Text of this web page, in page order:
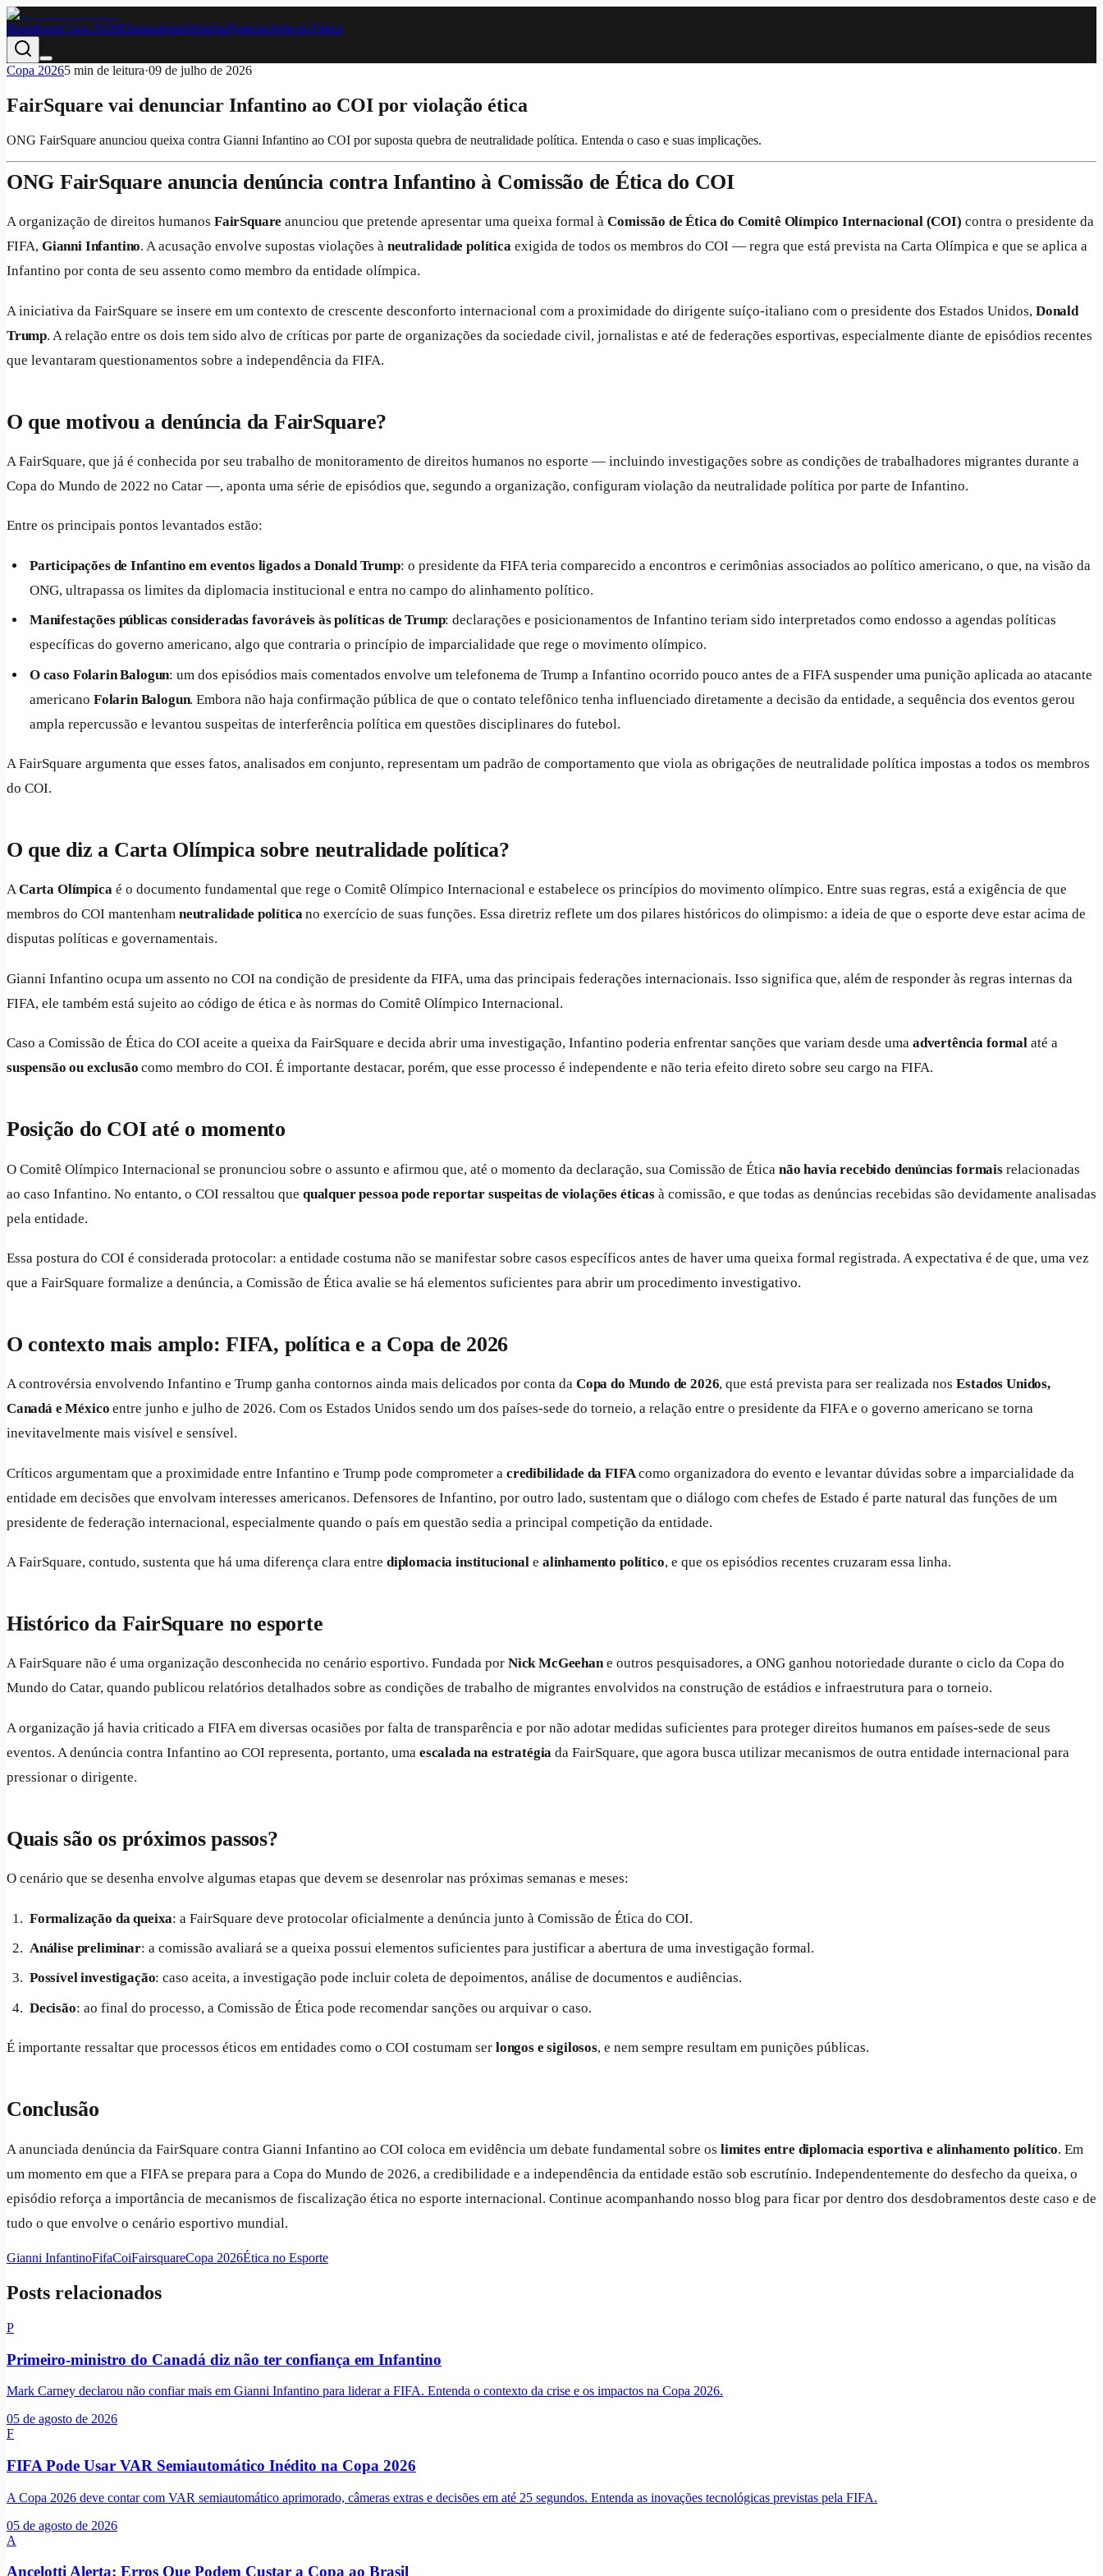
BastidoresCopa 2026EliminatóriasHistóriaNotíciasSeleçãoTática
Copa 20265 min de leitura·09 de julho de 2026
FairSquare vai denunciar Infantino ao COI por violação ética
ONG FairSquare anunciou queixa contra Gianni Infantino ao COI por suposta quebra de neutralidade política. Entenda o caso e suas implicações.
ONG FairSquare anuncia denúncia contra Infantino à Comissão de Ética do COI
A organização de direitos humanos FairSquare anunciou que pretende apresentar uma queixa formal àComissão de Ética do Comitê Olímpico Internacional (COI) contra o presidente da
FIFA, Gianni Infantino. A acusação envolve supostas violações àneutralidade políticaexigida de todos os membros do COI — regra que está prevista na Carta Olímpica e que se aplica a
Infantino por conta de seu assento como membro da entidade olímpica.
A iniciativa da FairSquare se insere em um contexto de crescente desconforto internacional com a proximidade do dirigente suíço-italiano com o presidente dos Estados Unidos, Donald
Trump. A relação entre os dois tem sido alvo de críticas por parte de organizações da sociedade civil, jornalistas e até de federações esportivas, especialmente diante de episódios recentes
que levantaram questionamentos sobre a independência da FIFA.
O que motivou a denúncia da FairSquare?
A FairSquare, que já é conhecida por seu trabalho de monitoramento de direitos humanos no esporte — incluindo investigações sobre as condições de trabalhadores migrantes durante a
Copa do Mundo de 2022 no Catar —, aponta uma série de episódios que, segundo a organização, configuram violação da neutralidade política por parte de Infantino.
Entre os principais pontos levantados estão:
Participações de Infantino em eventos ligados a Donald Trump: o presidente da FIFA teria comparecido a encontros e cerimônias associados ao político americano, o que, na visão da
ONG, ultrapassa os limites da diplomacia institucional e entra no campo do alinhamento político.
Manifestações públicas consideradas favoráveis às políticas de Trump: declarações e posicionamentos de Infantino teriam sido interpretados como endosso a agendas políticas
específicas do governo americano, algo que contraria o princípio de imparcialidade que rege o movimento olímpico.
O caso Folarin Balogun: um dos episódios mais comentados envolve um telefonema de Trump a Infantino ocorrido pouco antes de a FIFA suspender uma punição aplicada ao atacante
americano Folarin Balogun. Embora não haja confirmação pública de que o contato telefônico tenha influenciado diretamente a decisão da entidade, a sequência dos eventos gerou
ampla repercussão e levantou suspeitas de interferência política em questões disciplinares do futebol.
A FairSquare argumenta que esses fatos, analisados em conjunto, representam um padrão de comportamento que viola as obrigações de neutralidade política impostas a todos os membros
do COI.
O que diz a Carta Olímpica sobre neutralidade política?
ACarta Olímpicaé o documento fundamental que rege o Comitê Olímpico Internacional e estabelece os princípios do movimento olímpico. Entre suas regras, está a exigência de que
membros do COI mantenham neutralidade políticano exercício de suas funções. Essa diretriz reflete um dos pilares históricos do olimpismo: a ideia de que o esporte deve estar acima de
disputas políticas e governamentais.
Gianni Infantino ocupa um assento no COI na condição de presidente da FIFA, uma das principais federações internacionais. Isso significa que, além de responder às regras internas da
FIFA, ele também está sujeito ao código de ética e às normas do Comitê Olímpico Internacional.
Caso a Comissão de Ética do COI aceite a queixa da FairSquare e decida abrir uma investigação, Infantino poderia enfrentar sanções que variam desde uma advertência formalaté a
suspensão ou exclusão como membro do COI. É importante destacar, porém, que esse processo é independente e não teria efeito direto sobre seu cargo na FIFA.
Posição do COI até o momento
O Comitê Olímpico Internacional se pronunciou sobre o assunto e afirmou que, até o momento da declaração, sua Comissão de Ética não havia recebido denúncias formaisrelacionadas
ao caso Infantino. No entanto, o COI ressaltou que qualquer pessoa pode reportar suspeitas de violações éticasà comissão, e que todas as denúncias recebidas são devidamente analisadas
pela entidade.
Essa postura do COI é considerada protocolar: a entidade costuma não se manifestar sobre casos específicos antes de haver uma queixa formal registrada. A expectativa é de que, uma vez
que a FairSquare formalize a denúncia, a Comissão de Ética avalie se há elementos suficientes para abrir um procedimento investigativo.
O contexto mais amplo: FIFA, política e a Copa de 2026
A controvérsia envolvendo Infantino e Trump ganha contornos ainda mais delicados por conta da Copa do Mundo de 2026, que está prevista para ser realizada nosEstados Unidos,
Canadá e México entre junho e julho de 2026. Com os Estados Unidos sendo um dos países-sede do torneio, a relação entre o presidente da FIFA e o governo americano se torna
inevitavelmente mais visível e sensível.
Críticos argumentam que a proximidade entre Infantino e Trump pode comprometer a credibilidade da FIFA como organizadora do evento e levantar dúvidas sobre a imparcialidade da
entidade em decisões que envolvam interesses americanos. Defensores de Infantino, por outro lado, sustentam que o diálogo com chefes de Estado é parte natural das funções de um
presidente de federação internacional, especialmente quando o país em questão sedia a principal competição da entidade.
A FairSquare, contudo, sustenta que há uma diferença clara entre diplomacia institucionale alinhamento político, e que os episódios recentes cruzaram essa linha.
Histórico da FairSquare no esporte
A FairSquare não é uma organização desconhecida no cenário esportivo. Fundada por Nick McGeehane outros pesquisadores, a ONG ganhou notoriedade durante o ciclo da Copa do
Mundo do Catar, quando publicou relatórios detalhados sobre as condições de trabalho de migrantes envolvidos na construção de estádios e infraestrutura para o torneio.
A organização já havia criticado a FIFA em diversas ocasiões por falta de transparência e por não adotar medidas suficientes para proteger direitos humanos em países-sede de seus
eventos. A denúncia contra Infantino ao COI representa, portanto, uma escalada na estratégia da FairSquare, que agora busca utilizar mecanismos de outra entidade internacional para
pressionar o dirigente.
Quais são os próximos passos?
O cenário que se desenha envolve algumas etapas que devem se desenrolar nas próximas semanas e meses:
Formalização da queixa: a FairSquare deve protocolar oficialmente a denúncia junto à Comissão de Ética do COI.
Análise preliminar: a comissão avaliará se a queixa possui elementos suficientes para justificar a abertura de uma investigação formal.
Possível investigação: caso aceita, a investigação pode incluir coleta de depoimentos, análise de documentos e audiências.
Decisão: ao final do processo, a Comissão de Ética pode recomendar sanções ou arquivar o caso.
É importante ressaltar que processos éticos em entidades como o COI costumam ser longos e sigilosos, e nem sempre resultam em punições públicas.
Conclusão
A anunciada denúncia da FairSquare contra Gianni Infantino ao COI coloca em evidência um debate fundamental sobre os limites entre diplomacia esportiva e alinhamento político. Em
um momento em que a FIFA se prepara para a Copa do Mundo de 2026, a credibilidade e a independência da entidade estão sob escrutínio. Independentemente do desfecho da queixa, o
episódio reforça a importância de mecanismos de fiscalização ética no esporte internacional. Continue acompanhando nosso blog para ficar por dentro dos desdobramentos deste caso e de
tudo o que envolve o cenário esportivo mundial.
Gianni InfantinoFifaCoiFairsquareCopa 2026Ética no Esporte
Posts relacionados
P
Primeiro-ministro do Canadá diz não ter confiança em Infantino
Mark Carney declarou não confiar mais em Gianni Infantino para liderar a FIFA. Entenda o contexto da crise e os impactos na Copa 2026.
05 de agosto de 2026
F
FIFA Pode Usar VAR Semiautomático Inédito na Copa 2026
A Copa 2026 deve contar com VAR semiautomático aprimorado, câmeras extras e decisões em até 25 segundos. Entenda as inovações tecnológicas previstas pela FIFA.
05 de agosto de 2026
A
Ancelotti Alerta: Erros Que Podem Custar a Copa ao Brasil